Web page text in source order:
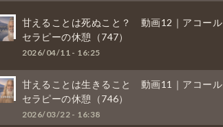
甘えることは死ぬこと？ 動画12｜アコール
セラピーの休憩（747）
2026/04/11 - 16:25
甘えることは生きること 動画11｜アコール
セラピーの休憩（746）
2026/03/22 - 16:38